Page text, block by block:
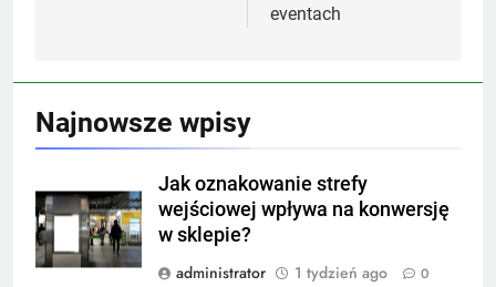
eventach
Najnowsze wpisy
Jak oznakowanie strefy
wejściowej wpływa na konwersję
w sklepie?
administrator
1 tydzień ago 0